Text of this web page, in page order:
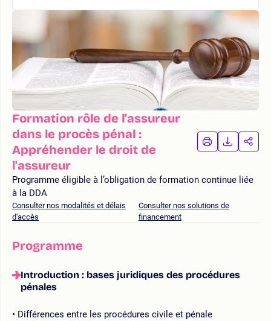
Formation rôle de l'assureur
dans le procès pénal :
Appréhender le droit de
l'assureur
IMPRIMER
LA
LA
Programme éligible à l’obligation de formation continue liée
à la DDA
Consulter nos modalités et délais
d'accès
Consulter nos solutions de
financement
Programme
Introduction : bases juridiques des procédures
pénales
Différences entre les procédures civile et pénale